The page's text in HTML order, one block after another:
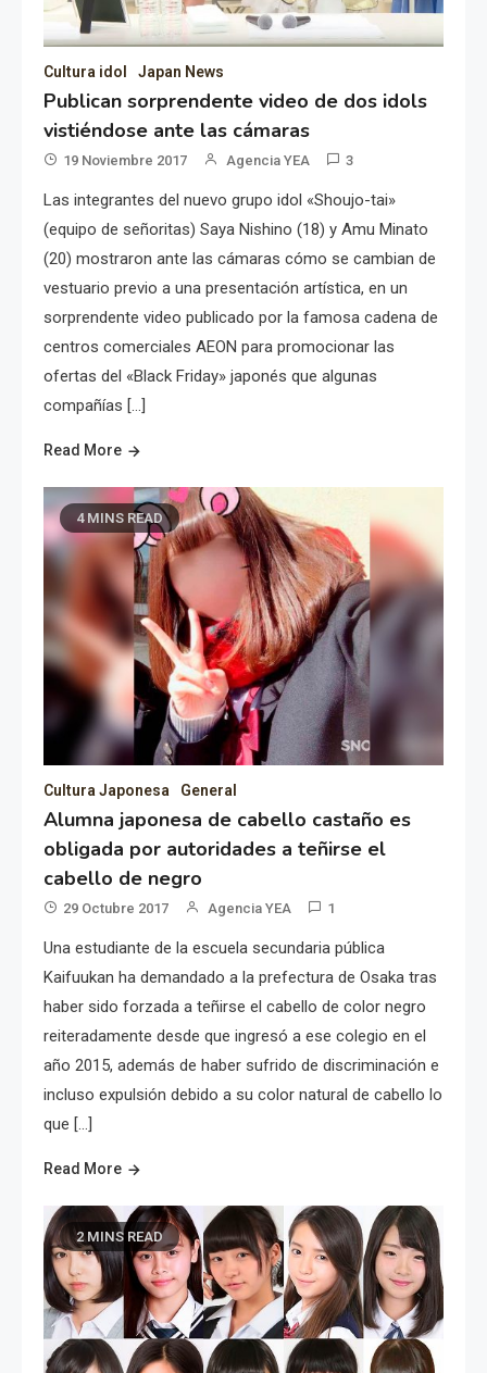
Cultura idol Japan News
Publican sorprendente video de dos idols
vistiéndose ante las cámaras
19 Noviembre 2017 Agencia YEA 3
Las integrantes del nuevo grupo idol «Shoujo-tai»
(equipo de señoritas) Saya Nishino (18) y Amu Minato
(20) mostraron ante las cámaras cómo se cambian de
vestuario previo a una presentación artística, en un
sorprendente video publicado por la famosa cadena de
centros comerciales AEON para promocionar las
ofertas del «Black Friday» japonés que algunas
compañías […]
Read More
4 MINS READ
Cultura Japonesa General
Alumna japonesa de cabello castaño es
obligada por autoridades a teñirse el
cabello de negro
29 Octubre 2017 Agencia YEA 1
Una estudiante de la escuela secundaria pública
Kaifuukan ha demandado a la prefectura de Osaka tras
haber sido forzada a teñirse el cabello de color negro
reiteradamente desde que ingresó a ese colegio en el
año 2015, además de haber sufrido de discriminación e
incluso expulsión debido a su color natural de cabello lo
que […]
Read More
2 MINS READ